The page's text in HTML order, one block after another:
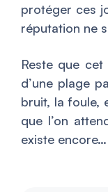
protéger ces
réputation ne
Reste que
d’une plage
bruit, la foule,
que l’on
existe